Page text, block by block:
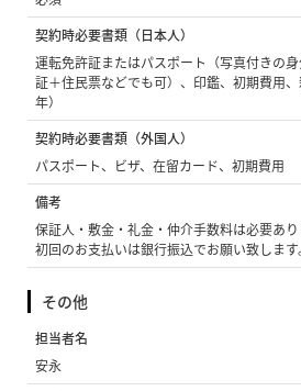
契約時必要書類（日本人）
運転免許証またはパスポート（写真付きの
証＋住民票などでも可）、印鑑、初期費用
年）
契約時必要書類（外国人）
パスポート、ビザ、在留カード、初期費用
備考
保証人・敷金・礼金・仲介手数料は必要あり
初回のお支払いは銀行振込でお願い致します。
その他
担当者名
安永